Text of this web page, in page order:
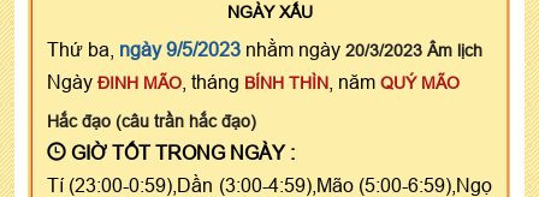
NGÀYXẤU
Thứ ba, ngày 9/5/2023 nhằm ngày 20/3/2023 Âm lịch
Ngày ĐINH MÃO , tháng BÍNH THÌN , năm QUÝ MÃO
Hắc đạo (câu trần hắc đạo)
GIỜ TỐT TRONG NGÀY :
Tí (23:00-0:59),Dần (3:00-4:59),Mão (5:00-6:59),Ngọ